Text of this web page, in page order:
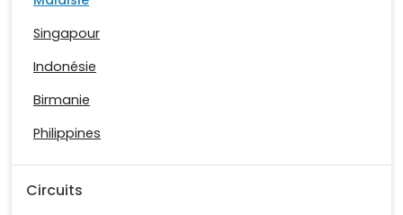
Singapour
Indonésie
Birmanie
Philippines
Circuits